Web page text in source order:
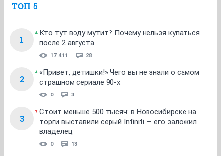
ТОП 5
1
Кто тут воду мутит? Почему нельзя купаться
после 2 августа
17 411 28
2
«Привет, детишки!» Чего вы не знали о самом
страшном сериале 90-х
0 3
3
Стоит меньше 500 тысяч: в Новосибирске на
торги выставили серый Infiniti — его заложил
владелец
0 13